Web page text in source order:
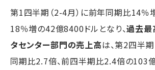
第1四半期（2-4月）に前年同期比14％
18％増の42億8400ドルとなり、過去最
タセンター部門の売上高は、第2四半
同期比2.7倍、前四半期比2.4倍の103